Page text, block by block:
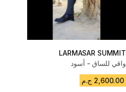
LARMASAR SUMMIT
واقي للساق - أسود
2,600.00 ج.م